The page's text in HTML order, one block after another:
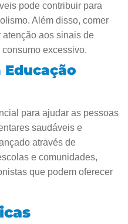
pode contribuir para
Além disso, comer
atenção aos sinais de
excessivo.
para ajudar as pessoas
saudáveis e
através de
e comunidades,
que podem oferecer